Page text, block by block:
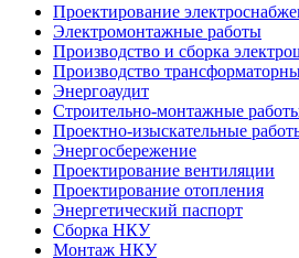
Проектирование
Электромонтажные работы
Производство и сборка
Производство
Энергоаудит
Строительно-монтажные
Проектно-изыскательные
Энергосбережение
Проектирование вентиляции
Проектирование отопления
Энергетический паспорт
Сборка НКУ
Монтаж НКУ